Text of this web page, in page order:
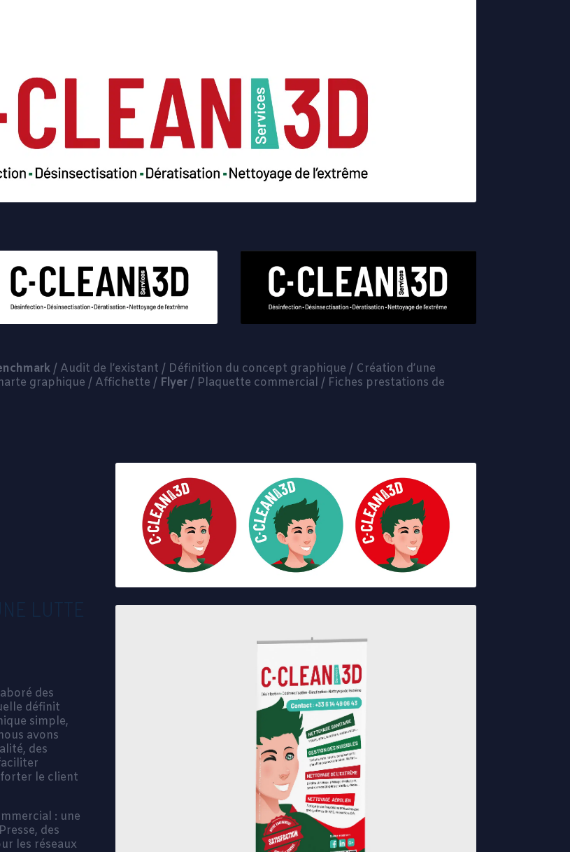
/ Audit de l’existant / Définition du concept graphique / Création d’une
graphique / Affichette / Flyer / Plaquette commercial / Fiches prestations de
LUTTE
des
définit
simple,
avons
des
le client
: une
des
les réseaux